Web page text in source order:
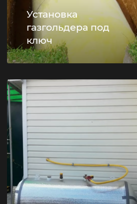
Установка
газгольдера под
ключ